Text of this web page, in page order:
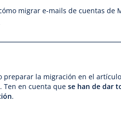
migrar e-mails de cuentas de
preparar la migración en el artículo
. Ten en cuenta que se han de dar
.